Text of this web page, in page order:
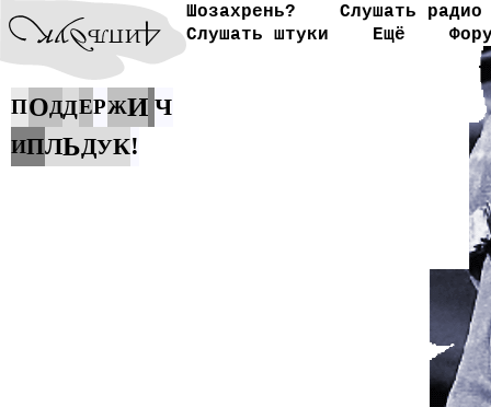
Шозахрень?
Слушать радио
Слушать штуки
Ещё
ПОДДЕРЖИ Ч
ИПЛЬДУК!